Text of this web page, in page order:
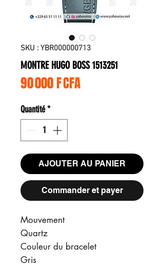
SKU : YBR000000713
MONTRE HUGO BOSS 1513251
90 000 F CFAPrix
Quantité*
AJOUTER AU PANIER
Commander et payer
Mouvement
Quartz
Couleur du bracelet
Gris